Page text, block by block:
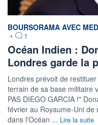
information fournie par
BOURSORAMA AVEC
•
1
Océan Indien :
Londres garde la
Londres prévoit de
terrain de sa base militaire
PAS DIEGO GARCIA !"
février au Royaume-Uni
dans l'Océan ... Lire la suite